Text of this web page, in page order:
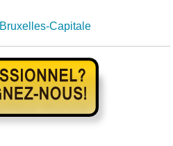
Bruxelles-Capitale